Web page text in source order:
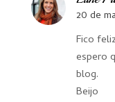
20 de
Fico
espero
blog.
Beijo